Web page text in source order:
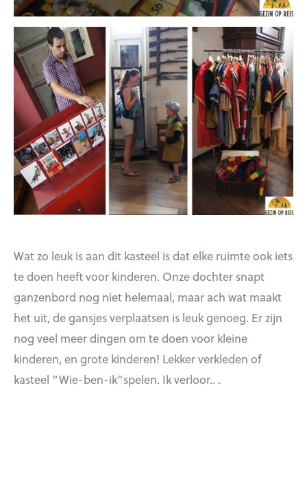
Wat zo leuk is aan dit kasteel is dat elke ruimte ook iets
te doen heeft voor kinderen. Onze dochter snapt
ganzenbord nog niet helemaal, maar ach wat maakt
het uit, de gansjes verplaatsen is leuk genoeg. Er zijn
nog veel meer dingen om te doen voor kleine
kinderen, en grote kinderen! Lekker verkleden of
kasteel “Wie-ben-ik”spelen. Ik verloor.. .